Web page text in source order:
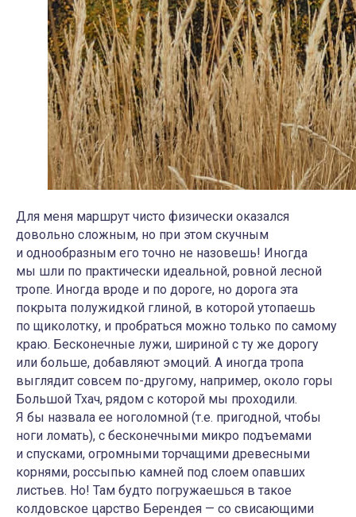
Для меня маршрут чисто физически оказался
довольно сложным, но при этом скучным
и однообразным его точно не назовешь! Иногда
мы шли по практически идеальной, ровной лесной
тропе. Иногда вроде и по дороге, но дорога эта
покрыта полужидкой глиной, в которой утопаешь
по щиколотку, и пробраться можно только по самому
краю. Бесконечные лужи, шириной с ту же дорогу
или больше, добавляют эмоций. А иногда тропа
выглядит совсем по-другому, например, около горы
Большой Тхач, рядом с которой мы проходили.
Я бы назвала ее ноголомной (т.е. пригодной, чтобы
ноги ломать), с бесконечными микро подъемами
и спусками, огромными торчащими древесными
корнями, россыпью камней под слоем опавших
листьев. Но! Там будто погружаешься в такое
колдовское царство Берендея — со свисающими